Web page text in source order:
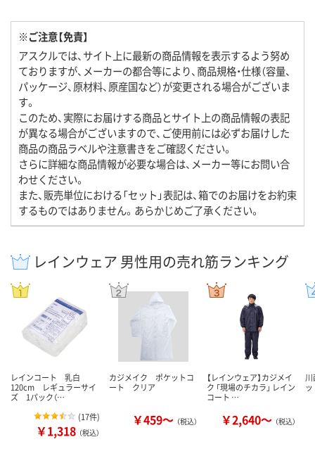
※ご注意【免責】
アスクルでは、サイト上に最新の商品情報を表示するよう努め
ておりますが、メーカーの都合等により、商品規格・仕様（容量、
パッケージ、原材料、原産国など）が変更される場合がございま
す。
このため、実際にお届けする商品とサイト上の商品情報の表記
が異なる場合がございますので、ご使用前には必ずお届けした
商品の商品ラベルや注意書きをご確認ください。
さらに詳細な商品情報が必要な場合は、メーカー等にお問い合
わせください。
また、販売単位における「セット」表記は、箱でのお届けをお約束
するものではありません。あらかじめご了承ください。
レインウェア 男性用の売れ筋ランキング
レインコート 乳白
120cm レギュラーサイ
ズ 1パック（…
(17件)
￥1,318 （税込）
カジメイク ポケットコ
ート クリア
￥459～ （税込）
【レインウェア】カジメイ
ク 「現場のチカラ」 レイン
コート …
￥2,640～ （税込）